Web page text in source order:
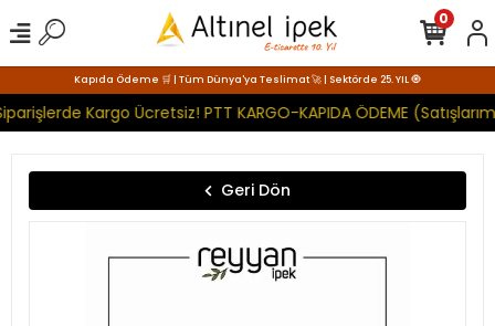
Kapıda Ödeme 🛒 | Tüm Dünya'ya Teslimat 🚀 | Sektörde 25. YIL 🧿
Kargo Ücretsiz! PTT KARGO-KAPIDA ÖDEME
0
Geri Dön